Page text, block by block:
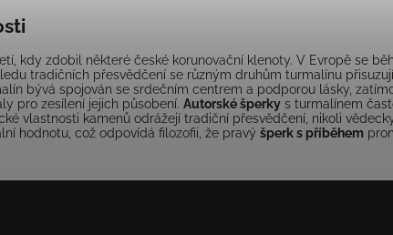
kdy zdobil některé české korunovační klenoty. V Evropě se
tradičních přesvědčení se různým druhům turmalínu přisuzují
bývá spojován se srdečním centrem a podporou lásky,
pro zesílení jejich působení. Autorské šperky s turmalínem
vlastnosti kamenů odrážejí tradiční přesvědčení, nikoli
hodnotu, což odpovídá filozofii, že pravý šperk s příběhem